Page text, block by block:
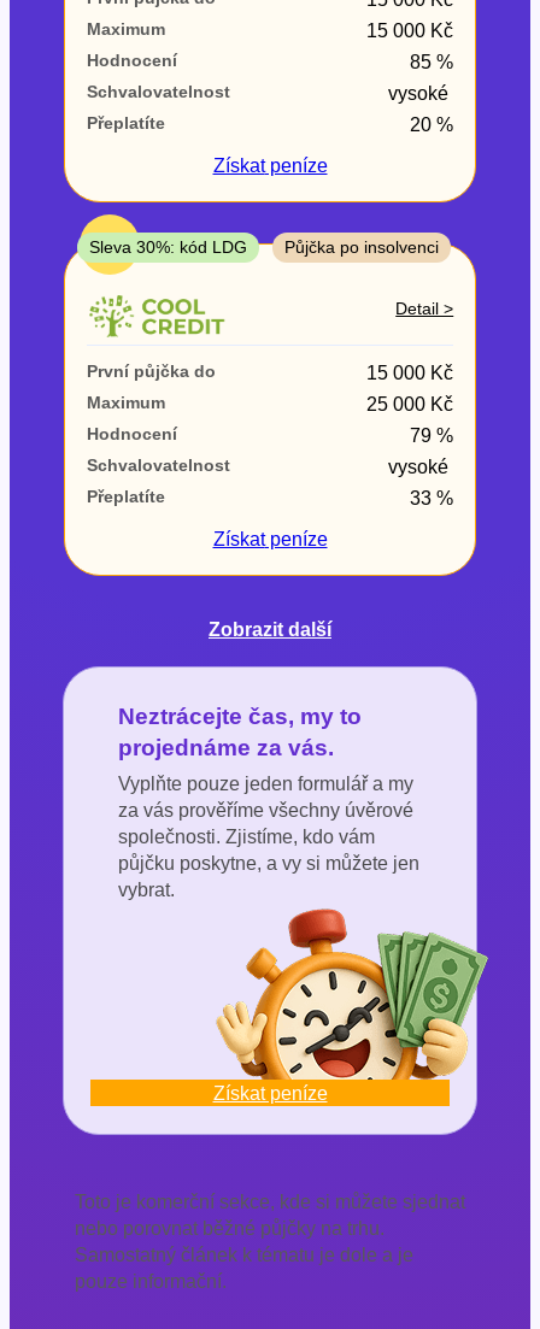
Po insolvenci
ano
V hotovosti
ano
ne
Maximum 15 000 Kč
Hodnocení 85 %
Schvalovatelnost vysoké
Přeplatíte
20 %
Získatpeníze
TOP
Sleva 30%: kód LDG Půjčka po insolvenci
Detail >
První půjčka do 15 000 Kč
Maximum 25 000 Kč
Hodnocení 79 %
Schvalovatelnost vysoké
Přeplatíte
33 %
Získatpeníze
Zobrazit další
Neztrácejte čas, my to
projednáme za vás.
Vyplňte pouze jeden formulář a my
za vás prověříme všechny úvěrové
společnosti. Zjistíme, kdo vám
půjčku poskytne, a vy si můžete jen
vybrat.
Získat peníze
Toto je komerční sekce, kde si můžete sjednat
nebo porovnat běžné půjčky na trhu.
Samostatný článek k tématu je dole a je
pouze informační.